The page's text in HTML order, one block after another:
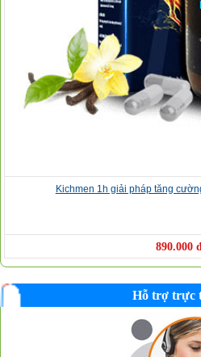
Kichmen 1h giải pháp tăng
890.000
Hỗ trợ trực
❆